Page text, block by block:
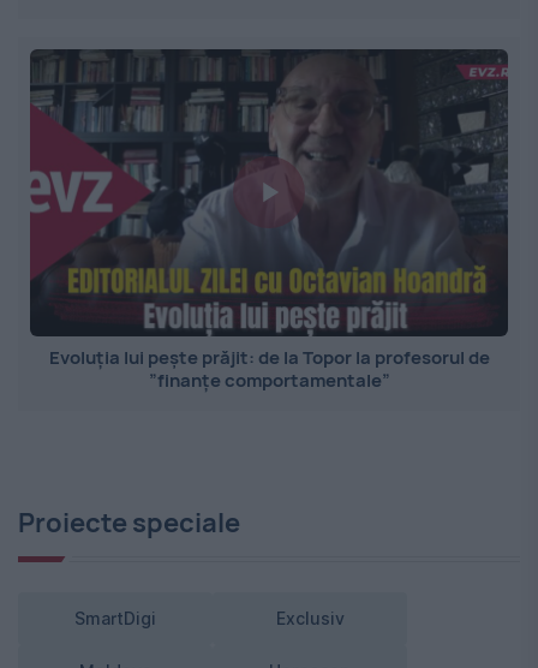
Evoluția lui pește prăjit: de la Topor la profesorul de
”finanțe comportamentale”
Proiecte speciale
SmartDigi Exclusiv